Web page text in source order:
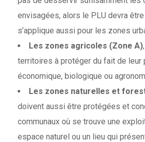
envisagées, alors le PLU devra
s’applique aussi pour les zones
Les zones agricoles (Zone A)
territoires à protéger du fait de leur
économique, biologique ou
Les zones naturelles et
doivent aussi être protégées et
communaux où se trouve une
espace naturel ou un lieu qui